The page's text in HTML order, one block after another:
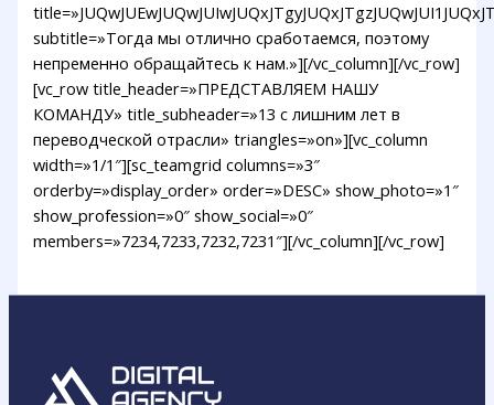
subtitle=»Тогда мы отлично сработаемся, поэтому
непременно обращайтесь к нам.»][/vc_column][/vc_row]
[vc_row title_header=»ПРЕДСТАВЛЯЕМ НАШУ
КОМАНДУ» title_subheader=»13 с лишним лет в
переводческой отрасли» triangles=»on»][vc_column
width=»1/1″][sc_teamgrid columns=»3″
orderby=»display_order» order=»DESC» show_photo=»1″
show_profession=»0″ show_social=»0″
members=»7234,7233,7232,7231″][/vc_column][/vc_row]